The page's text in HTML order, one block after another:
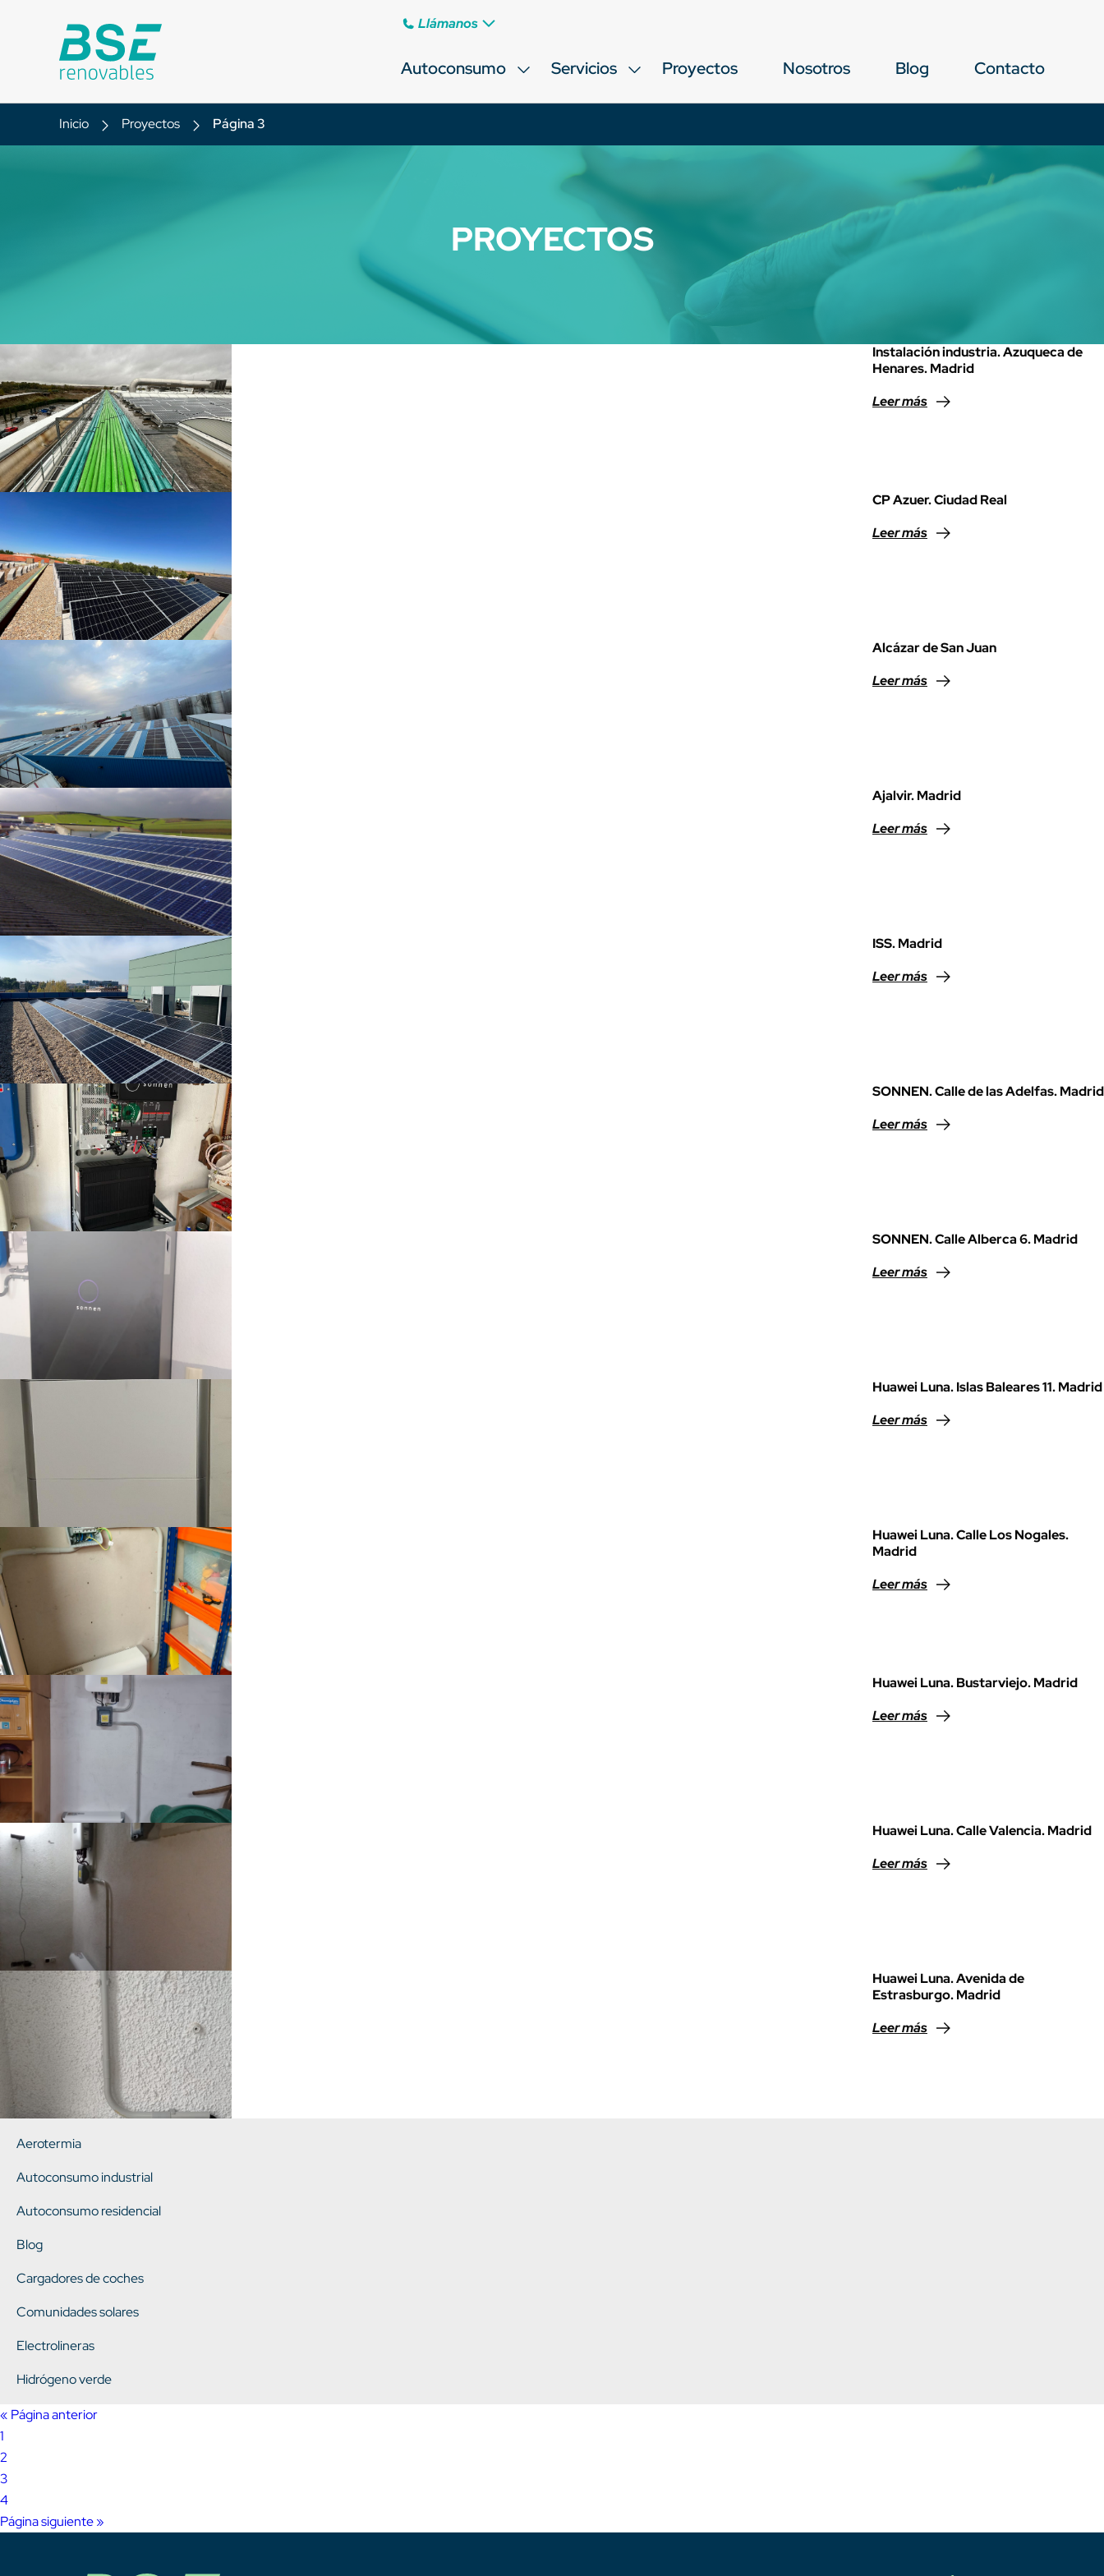
Llámanos
Autoconsumo Servicios Proyectos Nosotros Blog Contacto
Inicio Proyectos Página 3
PROYECTOS
Instalación industria. Azuqueca de
Henares. Madrid
Leer más
CP Azuer. Ciudad Real
Leer más
Alcázar de San Juan
Leer más
Ajalvir. Madrid
Leer más
ISS. Madrid
Leer más
SONNEN. Calle de las Adelfas. Madrid
Leer más
SONNEN. Calle Alberca 6. Madrid
Leer más
Huawei Luna. Islas Baleares 11. Madrid
Leer más
Huawei Luna. Calle Los Nogales.
Madrid
Leer más
Huawei Luna. Bustarviejo. Madrid
Leer más
Huawei Luna. Calle Valencia. Madrid
Leer más
Huawei Luna. Avenida de
Estrasburgo. Madrid
Leer más
Aerotermia
Autoconsumo industrial
Autoconsumo residencial
Blog
Cargadores de coches
Comunidades solares
Electrolineras
Hidrógeno verde
« Página anterior
1
2
3
4
Página siguiente »